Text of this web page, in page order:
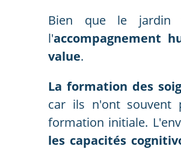
Bien que le jardin
l'accompagnement
value.
La formation des
car ils n'ont souvent
formation initiale.
les capacités